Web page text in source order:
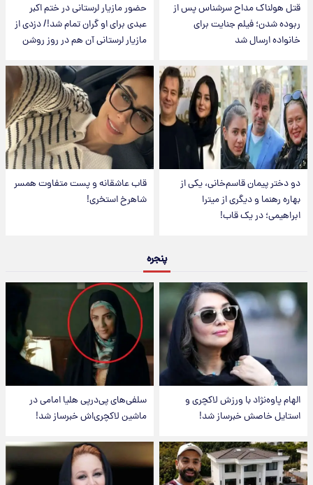
قتل هولناک مداح سرشناس پس از
ربوده شدن؛ فیلم جنایت برای
خانواده ارسال شد
حضور مازیار لرستانی در ختم اکبر
عبدی برای او گران تمام شد!/ دزدی از
مازیار لرستانی آن هم در روز روشن
دو دختر پیمان قاسم‌خانی، یکی از
بهاره رهنما و دیگری از میترا
ابراهیمی؛ در یک قاب!
قاب عاشقانه و پست متفاوت همسر
شاهرخ استخری!
پنجره
الهام پاوه‌نژاد با ورزش لاکچری و
استایل خاصش خبرساز شد!
سلفی‌های پی‌درپی هلیا امامی در
ماشین لاکچری‌اش خبرساز شد!